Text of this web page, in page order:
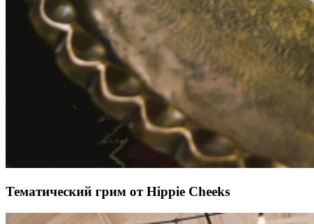
Тематический грим от Hippie Cheeks